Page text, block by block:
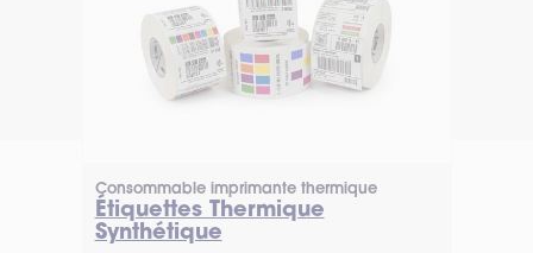
Consommable imprimante thermique
Étiquettes Thermique
Synthétique